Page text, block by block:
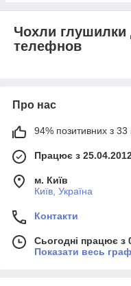
Чохли глушилки
телефнов
Про нас
94% позитивних з 33
Працює з
м. Київ
Київ, Україна
Контакти
Сьогодні працює з
Показати весь